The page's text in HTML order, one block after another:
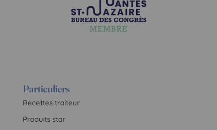
Particuliers
Recettes traiteur
Produits star